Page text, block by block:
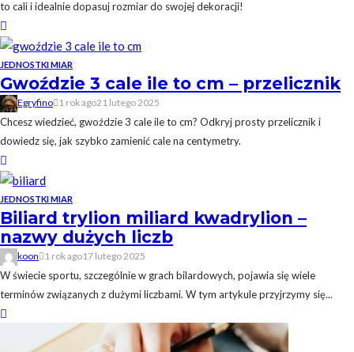
to cali i idealnie dopasuj rozmiar do swojej dekoracji!
JEDNOSTKI MIAR
Gwoździe 3 cale ile to cm – przelicznik
Egryfino 1 rok ago21 lutego 2025
Chcesz wiedzieć, gwoździe 3 cale ile to cm? Odkryj prosty przelicznik i
dowiedz się, jak szybko zamienić cale na centymetry.
JEDNOSTKI MIAR
Biliard trylion miliard kwadrylion –
nazwy dużych liczb
koon 1 rok ago17 lutego 2025
W świecie sportu, szczególnie w grach bilardowych, pojawia się wiele
terminów związanych z dużymi liczbami. W tym artykule przyjrzymy się...